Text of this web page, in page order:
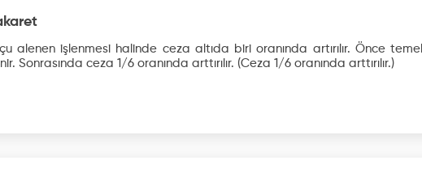
alenen işlenmesi halinde ceza altıda biri oranında artırılır. Önce temel
Sonrasında ceza 1/6 oranında arttırılır. (Ceza 1/6 oranında arttırılır.)